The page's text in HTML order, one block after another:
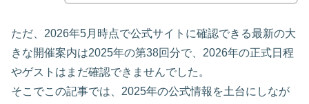
ただ、2026年5月時点で公式サイトに確認できる最新の大
きな開催案内は2025年の第38回分で、2026年の正式日程
やゲストはまだ確認できませんでした。
そこでこの記事では、2025年の公式情報を土台にしなが